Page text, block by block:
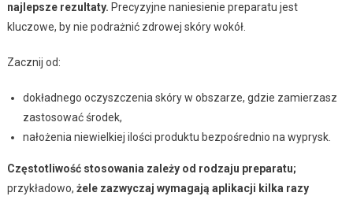
najlepsze rezultaty. Precyzyjne naniesienie preparatu jest
kluczowe, by nie podrażnić zdrowej skóry wokół.
Zacznij od:
dokładnego oczyszczenia skóry w obszarze, gdzie zamierzasz
zastosować środek,
nałożenia niewielkiej ilości produktu bezpośrednio na wyprysk.
Częstotliwość stosowania zależy od rodzaju preparatu;
przykładowo, żele zazwyczaj wymagają aplikacji kilka razy